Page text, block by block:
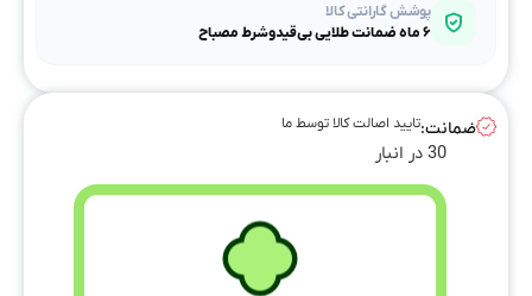
پوشش گارانتی کالا
۶ ماه ضمانت طلایی بی‌قیدوشرط مصباح
ضمانت:تایید اصالت کالا توسط ما
30 در انبار